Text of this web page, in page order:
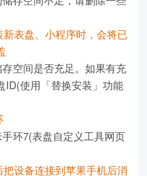
表盘、小程序时，会将已
空间是否充足。如果有充
ID(使用「替换安装」功能
环7(表盘自定义工具网页
设备连接到苹果手机后消